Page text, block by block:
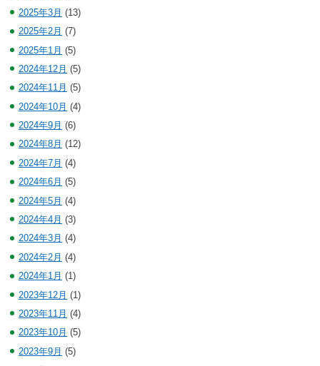
2025年3月 (13)
2025年2月 (7)
2025年1月 (5)
2024年12月 (5)
2024年11月 (5)
2024年10月 (4)
2024年9月 (6)
2024年8月 (12)
2024年7月 (4)
2024年6月 (5)
2024年5月 (4)
2024年4月 (3)
2024年3月 (4)
2024年2月 (4)
2024年1月 (1)
2023年12月 (1)
2023年11月 (4)
2023年10月 (5)
2023年9月 (5)